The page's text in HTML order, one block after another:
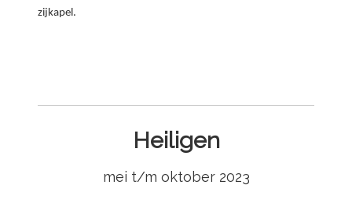
zijkapel.
Heiligen
mei t/m oktober 2023